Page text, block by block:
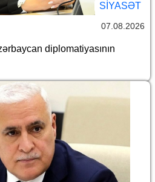
SİYASƏT
07.08.2026
diplomatiyasının